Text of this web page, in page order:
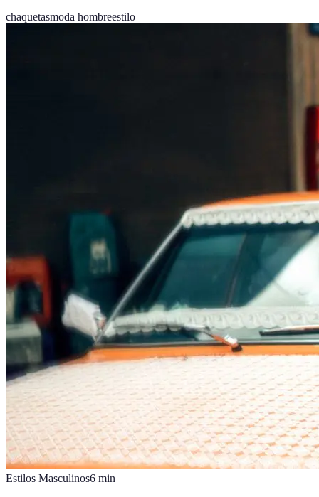
chaquetasmoda hombreestilo
Estilos Masculinos6 min